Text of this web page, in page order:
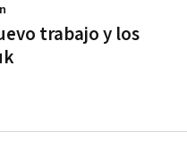
trabajo y los